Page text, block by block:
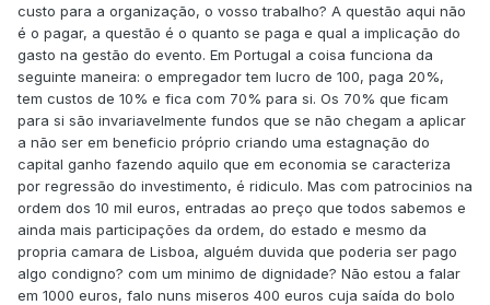
custo para a organização, o vosso trabalho? A questão aqui não
é o pagar, a questão é o quanto se paga e qual a implicação do
gasto na gestão do evento. Em Portugal a coisa funciona da
seguinte maneira: o empregador tem lucro de 100, paga 20%,
tem custos de 10% e fica com 70% para si. Os 70% que ficam
para si são invariavelmente fundos que se não chegam a aplicar
a não ser em beneficio próprio criando uma estagnação do
capital ganho fazendo aquilo que em economia se caracteriza
por regressão do investimento, é ridiculo. Mas com patrocinios na
ordem dos 10 mil euros, entradas ao preço que todos sabemos e
ainda mais participações da ordem, do estado e mesmo da
propria camara de Lisboa, alguém duvida que poderia ser pago
algo condigno? com um minimo de dignidade? Não estou a falar
em 1000 euros, falo nuns miseros 400 euros cuja saída do bolo